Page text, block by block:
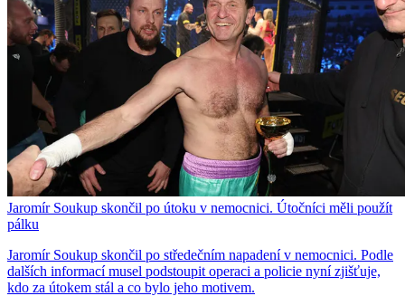
Jaromír Soukup skončil po útoku v nemocnici. Útočníci měli použít
pálku
Jaromír Soukup skončil po středečním napadení v nemocnici. Podle
dalších informací musel podstoupit operaci a policie nyní zjišťuje,
kdo za útokem stál a co bylo jeho motivem.